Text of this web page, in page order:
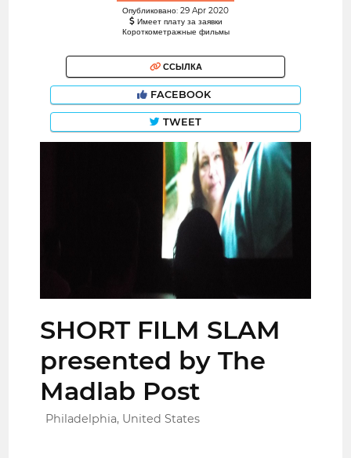
Опубликовано: 29 Apr 2020
Имеет плату за заявки
Короткометражные фильмы
ССЫЛКА
FACEBOOK
TWEET
SHORT FILM SLAM
presented by The
Madlab Post
Philadelphia, United States